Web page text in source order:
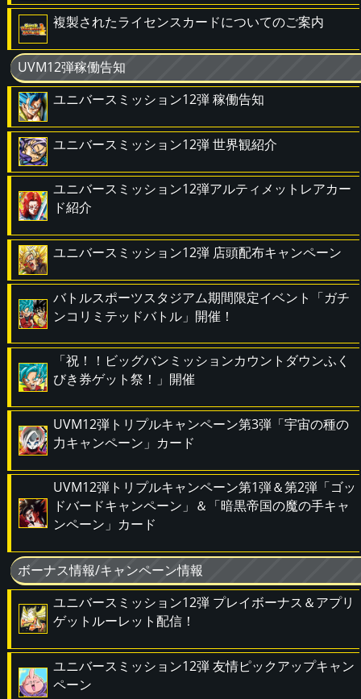
複製されたライセンスカードについてのご案内
UVM12弾稼働告知
ユニバースミッション12弾 稼働告知
ユニバースミッション12弾 世界観紹介
ユニバースミッション12弾アルティメットレアカー
ド紹介
ユニバースミッション12弾 店頭配布キャンペーン
バトルスポーツスタジアム期間限定イベント「ガチ
ンコリミテッドバトル」開催！
「祝！！ビッグバンミッションカウントダウンふく
びき券ゲット祭！」開催
UVM12弾トリプルキャンペーン第3弾「宇宙の種の
力キャンペーン」カード
UVM12弾トリプルキャンペーン第1弾＆第2弾「ゴッ
ドバードキャンペーン」＆「暗黒帝国の魔の手キャ
ンペーン」カード
ボーナス情報/キャンペーン情報
ユニバースミッション12弾 プレイボーナス＆アプリ
ゲットルーレット配信！
ユニバースミッション12弾 友情ピックアップキャン
ペーン